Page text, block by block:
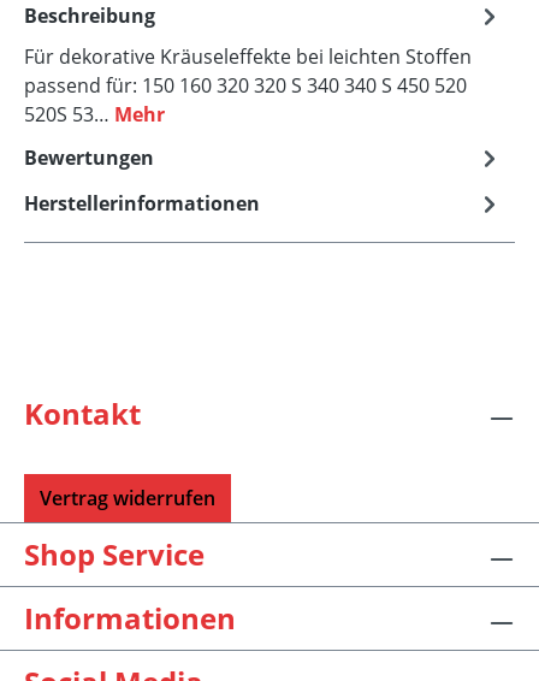
Beschreibung
Für dekorative Kräuseleffekte bei leichten Stoffen
passend für: 150 160 320 320 S 340 340 S 450 520
520S 53… Mehr
Bewertungen
Herstellerinformationen
Kontakt
Vertrag widerrufen
Shop Service
Informationen